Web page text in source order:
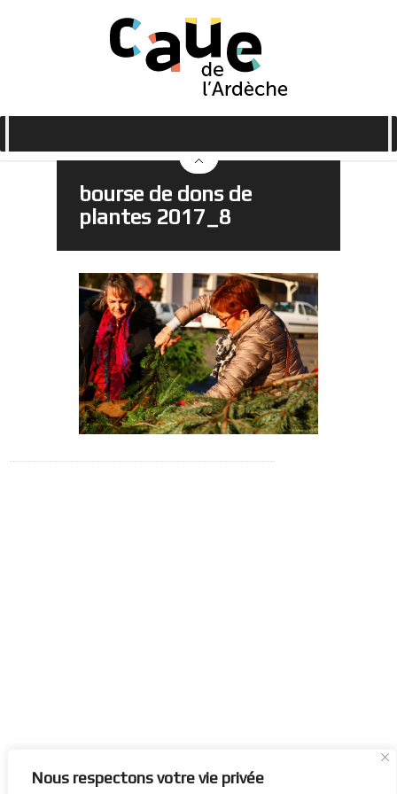
Nous respectons votre vie privée
bourse de dons de
plantes 2017_8